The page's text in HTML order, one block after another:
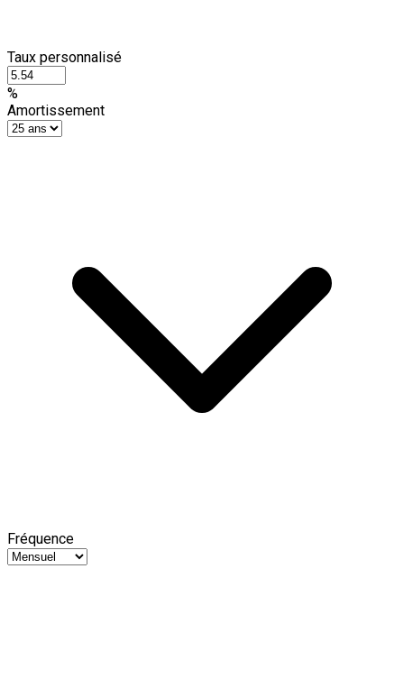
Taux personnalisé
%
Amortissement
Fréquence